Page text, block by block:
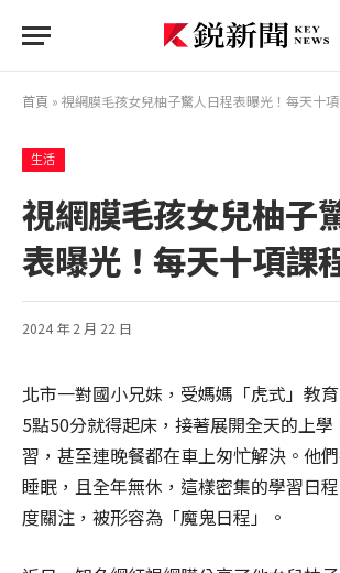
首頁 » 視網膜毛孩女兒柚子驚人日程表曝光！每天十
生活
視網膜毛孩女兒柚子
表曝光！每天十項課
2024 年 2 月 22 日
北市一對國小兄妹，受媽媽「虎式」教
5點50分就得起床，接著展開全天的上
習，甚至連晚餐都在車上匆忙解決。他
睡眠，且全年無休，這樣密集的學習日
度關注，被形容為「魔鬼日程」。